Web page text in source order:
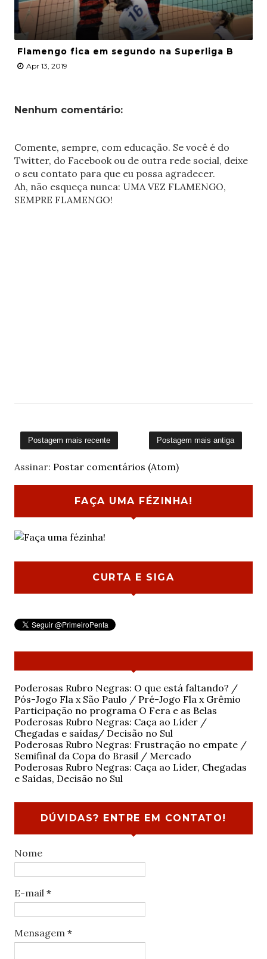
Flamengo fica em segundo na Superliga B
Apr 13, 2019
Nenhum comentário:
Comente, sempre, com educação. Se você é do
Twitter, do Facebook ou de outra rede social, deixe
o seu contato para que eu possa agradecer.
Ah, não esqueça nunca: UMA VEZ FLAMENGO,
SEMPRE FLAMENGO!
Postagem mais recente Postagem mais antiga
Assinar: Postar comentários (Atom)
FAÇA UMA FÉZINHA!
CURTA E SIGA
Poderosas Rubro Negras: O que está faltando? /
Pós-Jogo Fla x São Paulo / Pré-Jogo Fla x Grêmio
Participação no programa O Fera e as Belas
Poderosas Rubro Negras: Caça ao Líder /
Chegadas e saídas/ Decisão no Sul
Poderosas Rubro Negras: Frustração no empate /
Semifinal da Copa do Brasil / Mercado
Poderosas Rubro Negras: Caça ao Líder, Chegadas
e Saídas, Decisão no Sul
DÚVIDAS? ENTRE EM CONTATO!
Nome
E-mail *
Mensagem *